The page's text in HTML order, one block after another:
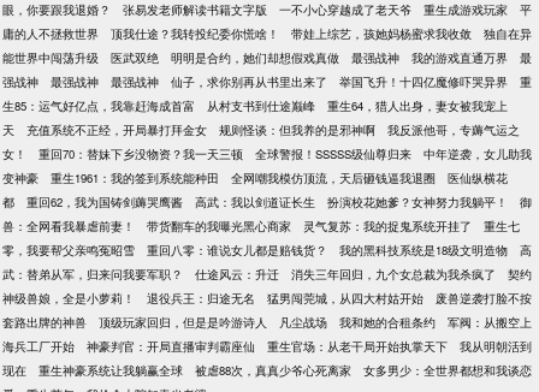
眼，你要跟我退婚？
张易发老师解读书籍文字版 一不小心穿越成了老天爷 重生成游戏玩家
平
庸的人不拯救世界
顶我仕途？我转投纪委你慌啥！ 带娃上综艺，孩她妈杨蜜求我收敛
独自在异
能世界中闯荡升级
医武双绝 明明是合约，她们却想假戏真做 最强战神 我的游戏直通万界
最
强战神
最强战神 最强战神 仙子，求你别再从书里出来了 举国飞升！十四亿魔修吓哭异界
重
生85：运气好亿点，我靠赶海成首富
从村支书到仕途巅峰
重生64，猎人出身，妻女被我宠上
天
充值系统不正经，开局暴打拜金女 规则怪谈：但我养的是邪神啊
我反派他哥，专薅气运之
女！
重回70：替妹下乡没物资？我一天三顿 全球警报！SSSSS级仙尊归来
中年逆袭，女儿助我
变神豪
重生1961：我的签到系统能种田 全网嘲我模仿顶流，天后砸钱逼我退圈
医仙纵横花
都
重回62，我为国铸剑薅哭鹰酱 高武：我以剑道证长生 扮演校花她爹？女神努力我躺平！
御
兽：全网看我暴虐前妻！
带货翻车的我曝光黑心商家 灵气复苏：我的捉鬼系统开挂了
重生七
零，我要帮父亲鸣冤昭雪
重回八零：谁说女儿都是赔钱货？ 我的黑科技系统是18级文明造物
高
武：替弟从军，归来问我要军职？
仕途风云：升迁 消失三年回归，九个女总裁为我杀疯了
契约
神级兽娘，全是小萝莉！
退役兵王：归途无名 猛男闯莞城，从四大村姑开始
废兽逆袭打脸不按
套路出牌的神兽
顶级玩家回归，但是是吟游诗人 凡尘战场 我和她的合租条约
军阀：从搬空上
海兵工厂开始
神豪判官：开局直播审判霸座仙 重生官场：从老干局开始执掌天下
我从明朝活到
现在
重生神豪系统让我躺赢全球 被虐88次，真真少爷心死离家
女多男少：全世界都想和我谈恋